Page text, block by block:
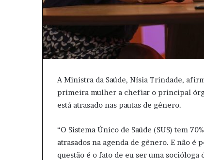
A Ministra da Saúde, Nísia Trindade,
primeira mulher a chefiar o principal
está atrasado nas pautas de gênero.
“O Sistema Único de Saúde (SUS) tem
atrasados na agenda de gênero. E não é
questão é o fato de eu ser uma socióloga